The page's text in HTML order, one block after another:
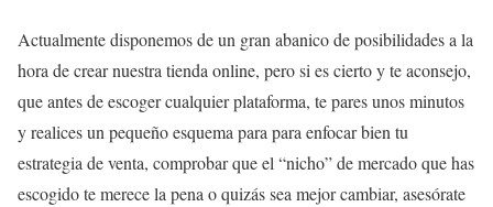
Actualmente disponemos de un gran abanico de posibilidades a la
hora de crear nuestra tienda online, pero si es cierto y te aconsejo,
que antes de escoger cualquier plataforma, te pares unos minutos
y realices un pequeño esquema para para enfocar bien tu
estrategia de venta, comprobar que el “nicho” de mercado que has
escogido te merece la pena o quizás sea mejor cambiar, asesórate